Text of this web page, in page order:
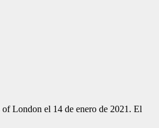
London el 14 de enero de 2021. El